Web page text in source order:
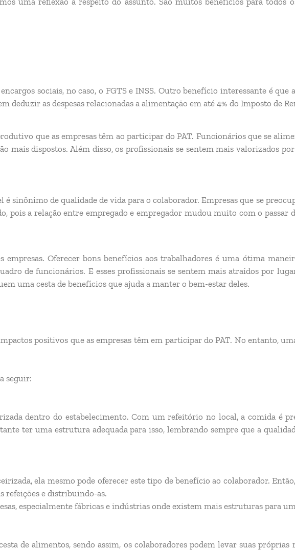
sociais, no caso, o FGTS e INSS. Outro benefício interessante é que
as despesas relacionadas a alimentação em até 4% do Imposto de
que as empresas têm ao participar do PAT. Funcionários que se
mais dispostos. Além disso, os profissionais se sentem mais valorizados
sinônimo de qualidade de vida para o colaborador. Empresas que se
pois a relação entre empregado e empregador mudou muito com o passar
Oferecer bons benefícios aos trabalhadores é uma ótima
de funcionários. E esses profissionais se sentem mais atraídos por
uma cesta de benefícios que ajuda a manter o bem-estar deles.
positivos que as empresas têm em participar do PAT. No entanto,
seguir:
dentro do estabelecimento. Com um refeitório no local, a comida é
ter uma estrutura adequada para isso, lembrando sempre que a
ela mesmo pode oferecer este tipo de benefício ao colaborador.
refeições e distribuindo-as.
especialmente fábricas e indústrias onde existem mais estruturas para
de alimentos, sendo assim, os colaboradores podem levar suas próprias